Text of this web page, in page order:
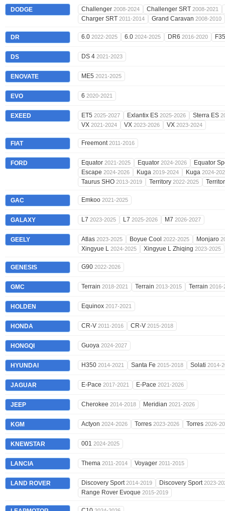
DODGE Challenger 2008-2024 Challenger SRT 2008-2021
Charger SRT 2011-2014 Grand Caravan 2008-2010
DR 6.0 2022-2025 6.0 2024-2025 DR6 2016-2020
DS DS 4 2021-2023
ENOVATE ME5 2021-2025
EVO 6 2020-2021
EXEED ET5 2025-2027 Exlantix ES 2025-2026 Sterra ES
VX 2021-2024 VX 2023-2026 VX 2023-2024
FIAT Freemont2011-2016
FORD Equator 2021-2025 Equator 2024-2026
Equator
Escape 2024-2026 Kuga 2019-2024 Kuga 2024-
Taurus SHO 2013-2019 Territory 2022-2025
GAC Emkoo 2021-2025
GALAXY L7 2023-2025 L7 2025-2026 M7 2026-2027
GEELY Atlas 2023-2025 Boyue Cool 2022-2025 Monjaro
Xingyue L 2024-2025 Xingyue L Zhiqing 2023-2025
GENESIS G90 2022-2026
GMC Terrain 2018-2021 Terrain 2013-2015 Terrain 2016-
HOLDEN Equinox 2017-2021
HONDA CR-V 2011-2016 CR-V 2015-2018
HONGQI Guoya 2024-2027
HYUNDAI H350 2014-2021 Santa Fe 2015-2018 Solati 2014-
JAGUAR E-Pace 2017-2021 E-Pace 2021-2026
JEEP Cherokee 2014-2018 Meridian 2021-2026
KGM Actyon 2024-2026 Torres 2023-2026 Torres 2026-
KNEWSTAR 001 2024-2025
LANCIA Thema 2011-2014 Voyager 2011-2015
LAND ROVER Discovery Sport2014-2019 Discovery Sport2023-
Range Rover Evoque 2015-2019